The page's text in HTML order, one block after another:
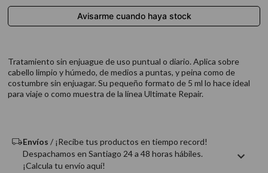
Tratamiento sin enjuague de uso puntual o diario. Aplica sobre
cabello limpio y húmedo, de medios a puntas, y peina como de
costumbre sin enjuagar. Su pequeño formato de 5 ml lo hace ideal
para viaje o como muestra de la línea Ultimate Repair.
Envíos / ¡Recibe tus productos en tiempo record!
Despachamos en Santiago 24 a 48 horas hábiles.
¡Calcula tu envío aquí!